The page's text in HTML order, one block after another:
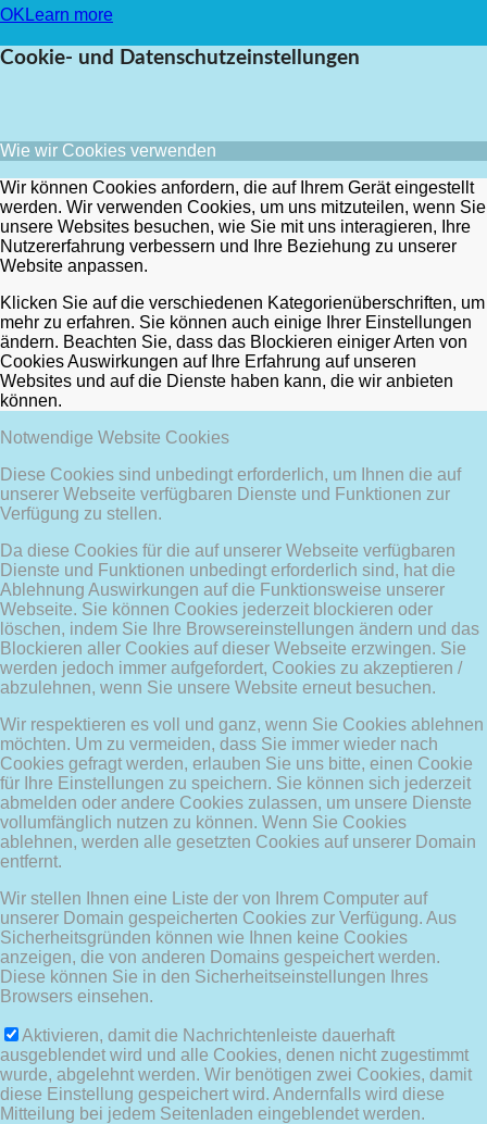
OKLearn more
Cookie- und Datenschutzeinstellungen
Wie wir Cookies verwenden
Wir können Cookies anfordern, die auf Ihrem Gerät eingestellt
werden. Wir verwenden Cookies, um uns mitzuteilen, wenn Sie
unsere Websites besuchen, wie Sie mit uns interagieren, Ihre
Nutzererfahrung verbessern und Ihre Beziehung zu unserer
Website anpassen.
Klicken Sie auf die verschiedenen Kategorienüberschriften, um
mehr zu erfahren. Sie können auch einige Ihrer Einstellungen
ändern. Beachten Sie, dass das Blockieren einiger Arten von
Cookies Auswirkungen auf Ihre Erfahrung auf unseren
Websites und auf die Dienste haben kann, die wir anbieten
können.
Notwendige Website Cookies
Diese Cookies sind unbedingt erforderlich, um Ihnen die auf
unserer Webseite verfügbaren Dienste und Funktionen zur
Verfügung zu stellen.
Da diese Cookies für die auf unserer Webseite verfügbaren
Dienste und Funktionen unbedingt erforderlich sind, hat die
Ablehnung Auswirkungen auf die Funktionsweise unserer
Webseite. Sie können Cookies jederzeit blockieren oder
löschen, indem Sie Ihre Browsereinstellungen ändern und das
Blockieren aller Cookies auf dieser Webseite erzwingen. Sie
werden jedoch immer aufgefordert, Cookies zu akzeptieren /
abzulehnen, wenn Sie unsere Website erneut besuchen.
Wir respektieren es voll und ganz, wenn Sie Cookies ablehnen
möchten. Um zu vermeiden, dass Sie immer wieder nach
Cookies gefragt werden, erlauben Sie uns bitte, einen Cookie
für Ihre Einstellungen zu speichern. Sie können sich jederzeit
abmelden oder andere Cookies zulassen, um unsere Dienste
vollumfänglich nutzen zu können. Wenn Sie Cookies
ablehnen, werden alle gesetzten Cookies auf unserer Domain
entfernt.
Wir stellen Ihnen eine Liste der von Ihrem Computer auf
unserer Domain gespeicherten Cookies zur Verfügung. Aus
Sicherheitsgründen können wie Ihnen keine Cookies
anzeigen, die von anderen Domains gespeichert werden.
Diese können Sie in den Sicherheitseinstellungen Ihres
Browsers einsehen.
Aktivieren, damit die Nachrichtenleiste dauerhaft
ausgeblendet wird und alle Cookies, denen nicht zugestimmt
wurde, abgelehnt werden. Wir benötigen zwei Cookies, damit
diese Einstellung gespeichert wird. Andernfalls wird diese
Mitteilung bei jedem Seitenladen eingeblendet werden.